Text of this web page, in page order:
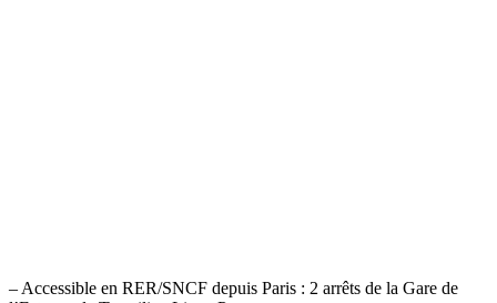
– Accessible en RER/SNCF depuis Paris : 2 arrêts de la Gare de